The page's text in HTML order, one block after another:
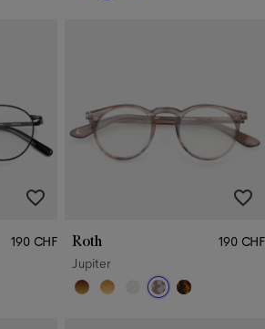
190 CHF
Roth
190 CHF
Jupiter